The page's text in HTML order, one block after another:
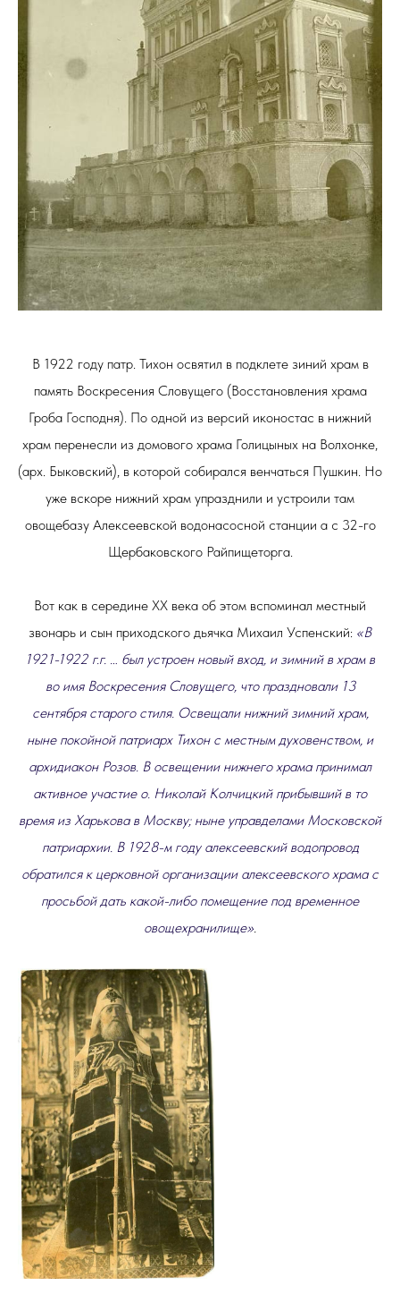
В 1922 году патр. Тихон освятил в подклете зиний храм в
память Воскресения Словущего (Восстановления храма
Гроба Господня). По одной из версий иконостас в нижний
храм перенесли из домового храма Голицыных на Волхонке,
(арх. Быковский), в которой собирался венчаться Пушкин. Но
уже вскоре нижний храм упразднили и устроили там
овощебазу Алексеевской водонасосной станции а с 32-го
Щербаковского Райпищеторга.
Вот как в середине ХХ века об этом вспоминал местный
звонарь и сын приходского дьячка Михаил Успенский: «В
1921-1922 г.г. … был устроен новый вход, и зимний в храм в
во имя Воскресения Словущего, что праздновали 13
сентября старого стиля. Освещали нижний зимний храм,
ныне покойной патриарх Тихон с местным духовенством, и
архидиакон Розов. В освещении нижнего храма принимал
активное участие о. Николай Колчицкий прибывший в то
время из Харькова в Москву; ныне управделами Московской
патриархии. В 1928-м году алексеевский водопровод
обратился к церковной организации алексеевского храма с
просьбой дать какой-либо помещение под временное
овощехранилище».